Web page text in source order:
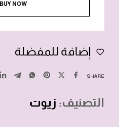
BUY NOW
إضافة للمفضلة
SHARE
التصنيف: زيوت